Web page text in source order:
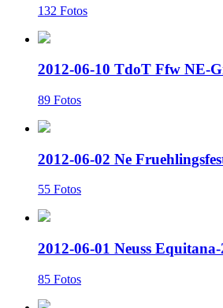
132 Fotos
2012-06-10 TdoT Ffw NE-
89 Fotos
2012-06-02 Ne
55 Fotos
2012-06-01 Neuss
85 Fotos